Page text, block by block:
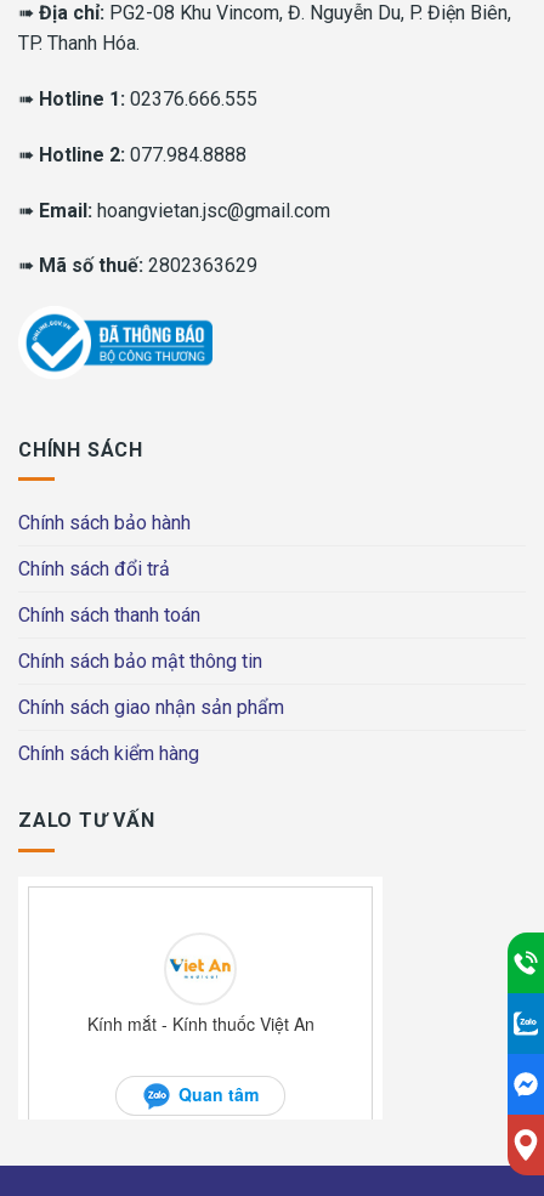
➠ Địa chỉ: PG2-08 Khu Vincom, Đ. Nguyễn Du, P. Điện Biên,
TP. Thanh Hóa.
➠ Hotline 1: 02376.666.555
➠ Hotline 2: 077.984.8888
➠ Email: hoangvietan.jsc@gmail.com
➠ Mã số thuế: 2802363629
CHÍNH SÁCH
Chính sách bảo hành
Chính sách đổi trả
Chính sách thanh toán
Chính sách bảo mật thông tin
Chính sách giao nhận sản phẩm
Chính sách kiểm hàng
ZALO TƯ VẤN